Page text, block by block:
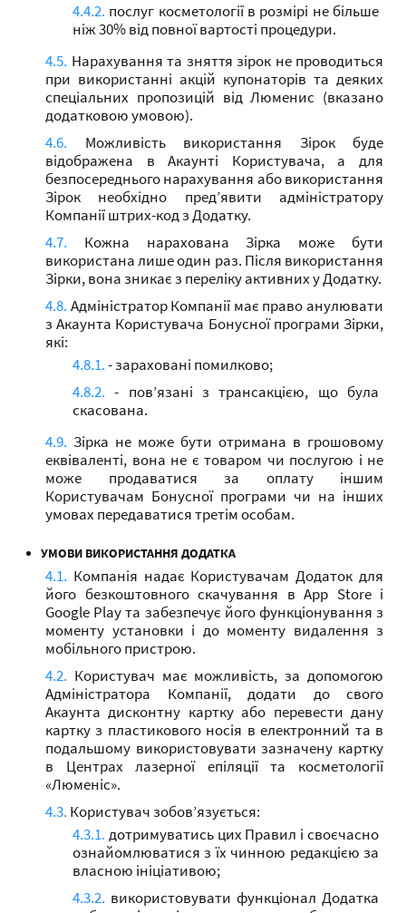
послуг косметології в розмірі не більше
ніж 30% від повної вартості процедури.
Нарахування та зняття зірок не проводиться
при використанні акцій купонаторів та деяких
спеціальних пропозицій від Люменис (вказано
додатковою умовою).
Можливість використання Зірок буде
відображена в Акаунті Користувача, а для
безпосереднього нарахування або використання
Зірок необхідно пред’явити адміністратору
Компанії штрих-код з Додатку.
Кожна нарахована Зірка може бути
використана лише один раз. Після використання
Зірки, вона зникає з переліку активних у Додатку.
Адміністратор Компанії має право анулювати
з Акаунта Користувача Бонусної програми Зірки,
які:
- зараховані помилково;
- пов’язані з трансакцією, що була
скасована.
Зірка не може бути отримана в грошовому
еквіваленті, вона не є товаром чи послугою і не
може продаватися за оплату іншим
Користувачам Бонусної програми чи на інших
умовах передаватися третім особам.
УМОВИ ВИКОРИСТАННЯ ДОДАТКА
Компанія надає Користувачам Додаток для
його безкоштовного скачування в App Store і
Google Play та забезпечує його функціонування з
моменту установки і до моменту видалення з
мобільного пристрою.
Користувач має можливість, за допомогою
Адміністратора Компанії, додати до свого
Акаунта дисконтну картку або перевести дану
картку з пластикового носія в електронний та в
подальшому використовувати зазначену картку
в Центрах лазерної епіляції та косметології
«Люменіс».
Користувач зобов’язується:
дотримуватись цих Правил і своєчасно
ознайомлюватися з їх чинною редакцією за
власною ініціативою;
використовувати функціонал Додатка